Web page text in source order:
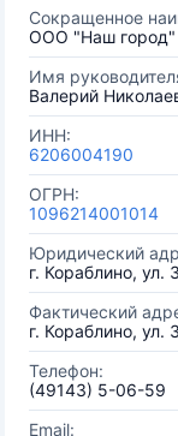
Сокращенное
ООО "Наш город"
Имя
Валерий
ИНН:
6206004190
ОГРН:
1096214001014
Юридический
г. Кораблино, ул.
Фактический
г. Кораблино, ул.
Телефон:
(49143) 5-06-59
Email: